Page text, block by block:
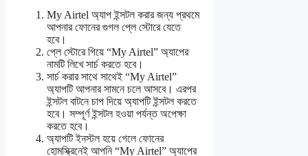
My Airtel অ্যাপ ইন্সটল করার জন্য প্রথমে
আপনার ফোনের গুগল প্লে স্টোরে যেতে
হবে।
প্লে স্টোরে গিয়ে “My Airtel” অ্যাপের
নামটি লিখে সার্চ করতে হবে।
সার্চ করার সাথে সাথেই “My Airtel”
অ্যাপটি আপনার সামনে চলে আসবে। এরপর
ইন্সটল বাটনে চাপ দিয়ে অ্যাপটি ইন্সটল করতে
হবে। সম্পূর্ণ ইন্সটল হওয়া পর্যন্ত অপেক্ষা
করতে হবে।
অ্যাপটি ইনস্টল হয়ে গেলে ফোনের
হোমস্ক্রিনেই আপনি “My Airtel” অ্যাপের